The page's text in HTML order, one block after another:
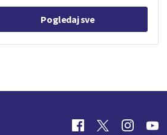
Pogledaj sve